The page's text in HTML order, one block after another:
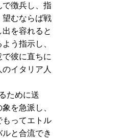
で徴兵し、指
望むならば戦
を容れると
う指示し、
彼に直ちに
イタリア人
ために送
を急派し、
もってエトル
と合流でき